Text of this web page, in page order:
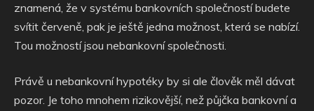
znamená, že v systému bankovních společností budete
svítit červeně, pak je ještě jedna možnost, která se nabízí.
Tou možností jsou nebankovní společnosti.
Právě u nebankovní hypotéky by si ale člověk měl dávat
pozor. Je toho mnohem rizikovější, než půjčka bankovní a